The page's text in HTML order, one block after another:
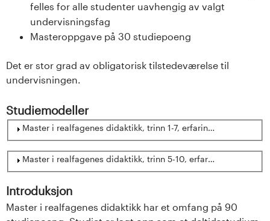
n
n
a
n
d
felles for alle studenter uavhengig av valgt
undervisningsfag
Masteroppgave på 30 studiepoeng
Det er stor grad av obligatorisk tilstedeværelse til
undervisningen.
Studiemodeller
Vis
Master i realfagenes didaktikk, trinn 1-7, erfaringsbasert (Kull
Vis
Master i realfagenes didaktikk, trinn 5-10, erfaringsbasert
Introduksjon
Master i realfagenes didaktikk har et omfang på 90